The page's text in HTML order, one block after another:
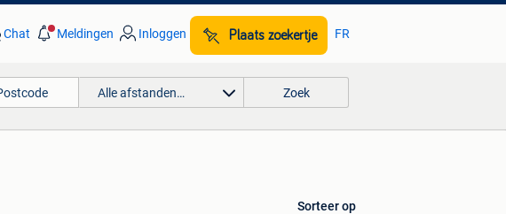
Chat Meldingen Inloggen Plaats zoekertje FR
Alle afstanden… Zoek
Sorteer op